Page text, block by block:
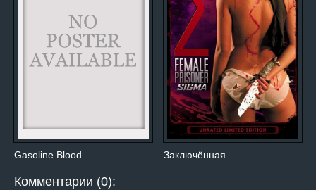
Gasoline Blood Заключённая…
Комментарии (0):